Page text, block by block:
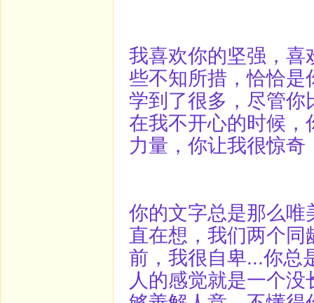
我喜欢你的坚强，喜
些不知所措，恰恰是
学到了很多，尽管
在我不开心的时候，
力量，你让我很惊
你的文字总是那么唯
直在想，我们两个
前，我很自卑...你总
人的感觉就是一个